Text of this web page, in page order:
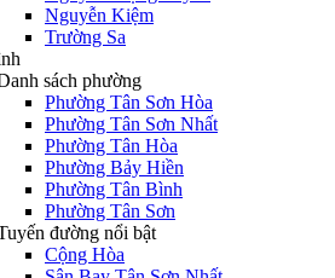
Nguyễn Kiệm
Trường Sa
sách phường
Phường Tân Sơn Hòa
Phường Tân Sơn Nhất
Phường Tân Hòa
Phường Bảy Hiền
Phường Tân Bình
Phường Tân Sơn
đường nổi bật
Cộng Hòa